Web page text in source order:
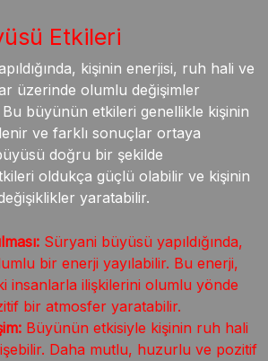
Etkileri
kişinin enerjisi, ruh hali ve
üzerinde olumlu değişimler
büyünün etkileri genellikle kişinin
ve farklı sonuçlar ortaya
doğru bir şekilde
oldukça güçlü olabilir ve kişinin
yaratabilir.
Süryani büyüsü yapıldığında,
bir enerji yayılabilir. Bu enerji,
insanlarla ilişkilerini olumlu yönde
bir atmosfer yaratabilir.
Büyünün etkisiyle kişinin ruh hali
Daha mutlu, huzurlu ve pozitif